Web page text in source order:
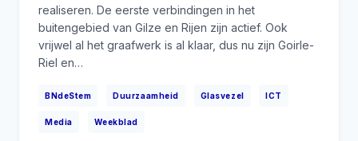
BNdeStem Duurzaamheid Glasvezel ICT
Media Weekblad
realiseren. De eerste verbindingen in het
buitengebied van Gilze en Rijen zijn actief. Ook
vrijwel al het graafwerk is al klaar, dus nu zijn Goirle-
Riel en…